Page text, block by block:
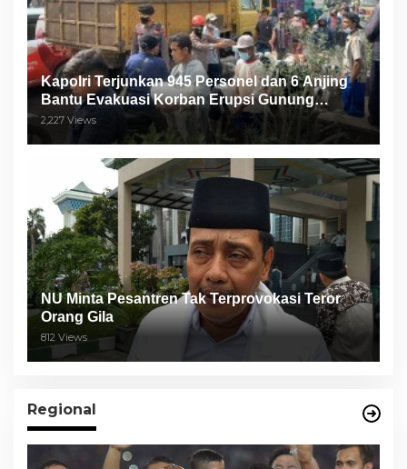
Kapolri Terjunkan 945 Personel dan 6 Anjing
Bantu Evakuasi Korban Erupsi Gunung
Semeru
2,227 Views
NU Minta Pesantren Tak Terprovokasi Teror
Orang Gila
812 Views
Regional